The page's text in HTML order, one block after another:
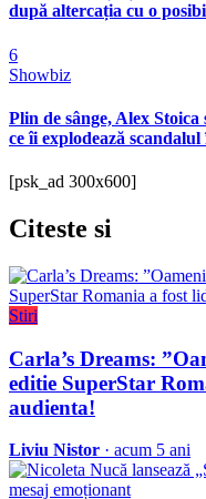
după altercația cu o
6
Showbiz
Plin de sânge, Alex
ce îi explodează scandalul
[psk_ad 300x600]
Citeste si
Stiri
Carla’s Dreams:
editie SuperStar
audienta!
Liviu Nistor · acum 5 ani